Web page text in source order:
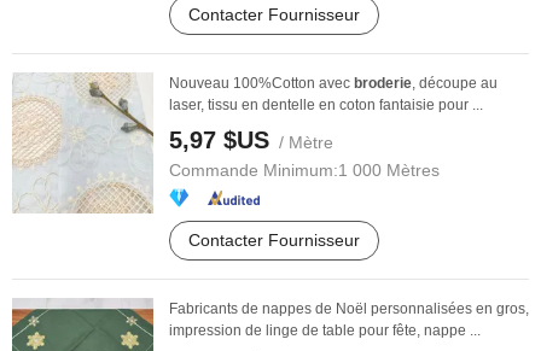
Contacter Fournisseur
Nouveau 100%Cotton avec broderie, découpe au
laser, tissu en dentelle en coton fantaisie pour ...
5,97 $US / Mètre
Commande Minimum:1 000 Mètres
Contacter Fournisseur
Fabricants de nappes de Noël personnalisées en gros,
impression de linge de table pour fête, nappe ...